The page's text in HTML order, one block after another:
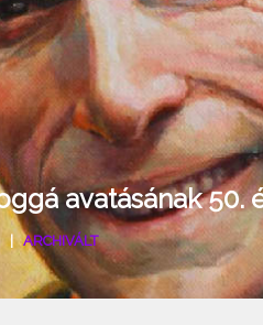
avatásának 50.
|ARCHIVÁLT